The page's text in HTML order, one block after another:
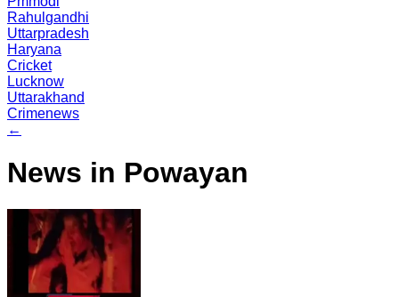
Rahulgandhi
Uttarpradesh
Haryana
Cricket
Lucknow
Uttarakhand
Crimenews
←
News in Powayan